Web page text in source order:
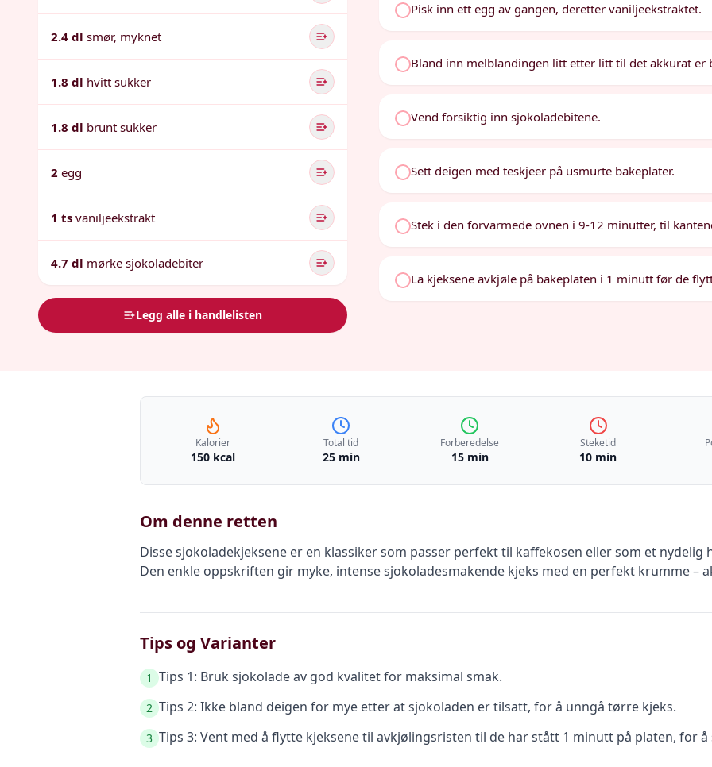
2.4 dl smør, myknet
1.8 dl hvitt sukker
1.8 dl brunt sukker
2 egg
1 ts vaniljeekstrakt
4.7 dl mørke sjokoladebiter
Legg alle i handlelisten
Pisk inn ett egg av gangen, deretter vaniljeekstraktet.
Bland inn melblandingen litt etter litt til det akkurat er
Vend forsiktig inn sjokoladebitene.
Sett deigen med teskjeer på usmurte bakeplater.
Stek i den forvarmede ovnen i 9-12 minutter, til
La kjeksene avkjøle på bakeplaten i 1 minutt før de
Kalorier
150 kcal
Total tid
25 min
Forberedelse
15 min
Steketid
10 min
Om denne retten
Disse sjokoladekjeksene er en klassiker som passer perfekt til kaffekosen eller som et
Den enkle oppskriften gir myke, intense sjokoladesmakende kjeks med en perfekt krumme –
Tips og Varianter
1 Tips 1: Bruk sjokolade av god kvalitet for maksimal smak.
2 Tips 2: Ikke bland deigen for mye etter at sjokoladen er tilsatt, for å unngå tørre kjeks.
3 Tips 3: Vent med å flytte kjeksene til avkjølingsristen til de har stått 1 minutt på platen, for